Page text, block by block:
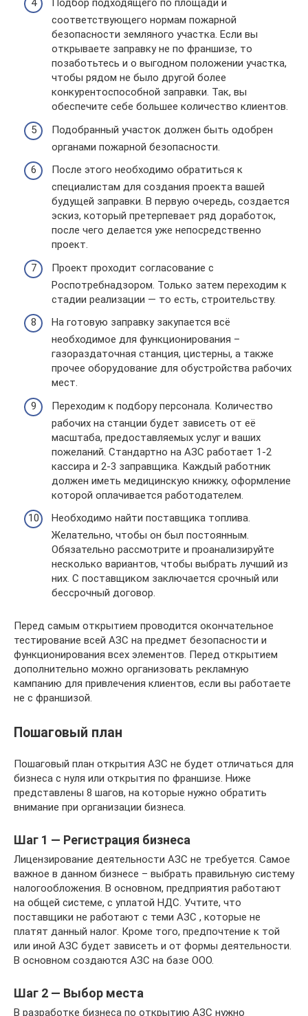
Подбор подходящего по площади и
соответствующего нормам пожарной
безопасности земляного участка. Если вы
открываете заправку не по франшизе, то
позаботьтесь и о выгодном положении участка,
чтобы рядом не было другой более
конкурентоспособной заправки. Так, вы
обеспечите себе большее количество клиентов.
Подобранный участок должен быть одобрен
органами пожарной безопасности.
После этого необходимо обратиться к
специалистам для создания проекта вашей
будущей заправки. В первую очередь, создается
эскиз, который претерпевает ряд доработок,
после чего делается уже непосредственно
проект.
Проект проходит согласование с
Роспотребнадзором. Только затем переходим к
стадии реализации — то есть, строительству.
На готовую заправку закупается всё
необходимое для функционирования –
газораздаточная станция, цистерны, а также
прочее оборудование для обустройства рабочих
мест.
Переходим к подбору персонала. Количество
рабочих на станции будет зависеть от её
масштаба, предоставляемых услуг и ваших
пожеланий. Стандартно на АЗС работает 1-2
кассира и 2-3 заправщика. Каждый работник
должен иметь медицинскую книжку, оформление
которой оплачивается работодателем.
Необходимо найти поставщика топлива.
Желательно, чтобы он был постоянным.
Обязательно рассмотрите и проанализируйте
несколько вариантов, чтобы выбрать лучший из
них. С поставщиком заключается срочный или
бессрочный договор.
Перед самым открытием проводится окончательное
тестирование всей АЗС на предмет безопасности и
функционирования всех элементов. Перед открытием
дополнительно можно организовать рекламную
кампанию для привлечения клиентов, если вы работаете
не с франшизой.
Пошаговый план
Пошаговый план открытия АЗС не будет отличаться для
бизнеса с нуля или открытия по франшизе. Ниже
представлены 8 шагов, на которые нужно обратить
внимание при организации бизнеса.
Шаг 1 — Регистрация бизнеса
Лицензирование деятельности АЗС не требуется. Самое
важное в данном бизнесе – выбрать правильную систему
налогообложения. В основном, предприятия работают
на общей системе, с уплатой НДС. Учтите, что
поставщики не работают с теми АЗС , которые не
платят данный налог. Кроме того, предпочтение к той
или иной АЗС будет зависеть и от формы деятельности.
В основном создаются АЗС на базе ООО.
Шаг 2 — Выбор места
В разработке бизнеса по открытию АЗС нужно